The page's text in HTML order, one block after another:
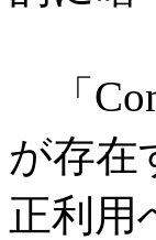
「
が存在
正利用